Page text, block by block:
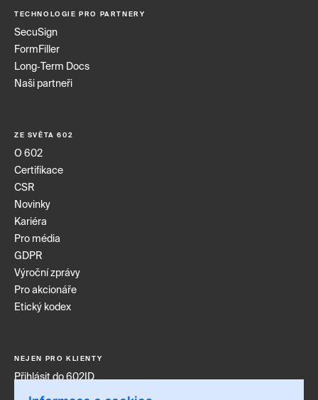
TECHNOLOGIE PRO PARTNERY
SecuSign
FormFiller
Long‑Term Docs
Naši partneři
ZE SVĚTA 602
O 602
Certifikace
CSR
Novinky
Kariéra
Pro média
GDPR
Výroční zprávy
Pro akcionáře
Etický kodex
NEJEN PRO KLIENTY
Přihlásit do 602ID
Přihlásit do Sofa